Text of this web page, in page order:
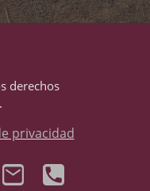
derechos
privacidad